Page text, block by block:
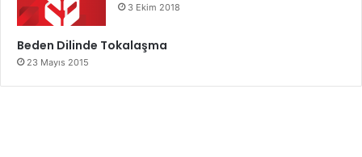
3 Ekim 2018
Beden Dilinde Tokalaşma
23 Mayıs 2015